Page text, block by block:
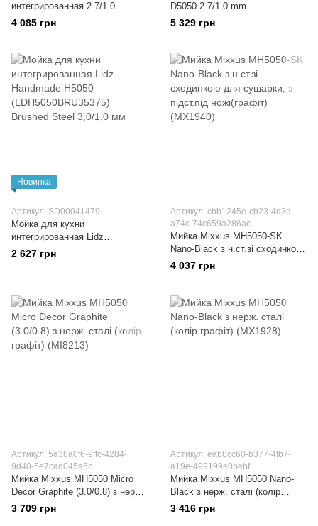
интегрированная 2.7/1.0
4 085 грн
D5050 2.7/1.0 mm
5 329 грн
Новинка
Артикул: SD00041479
Мойка для кухни
интегрированная Lidz
Handmade H5050
(LDH5050BRU35375) Brushed
2 627 грн
Артикул: cbb1245e-cb23-4d3d-
a74c-74c659a286ac
Мийка Mixxus MH5050-SK
Nano-Black з н.ст.зі сходинкою
для сушарки, з підст.під
ножі(графіт) (MX1940)
4 037 грн
Артикул: 5a38a0f6-9ffc-4284-
9d40-5e7cad045a5c
Мийка Mixxus MH5050 Micro
Decor Graphite (3.0/0.8) з нерж.
сталі (колір графіт) (MI8213)
3 709 грн
Артикул: eab8cc60-b377-4fb7-
a19e-499199e0bebf
Мийка Mixxus MH5050 Nano-
Black з нерж. сталі (колір
графіт) (MX1928)
3 416 грн